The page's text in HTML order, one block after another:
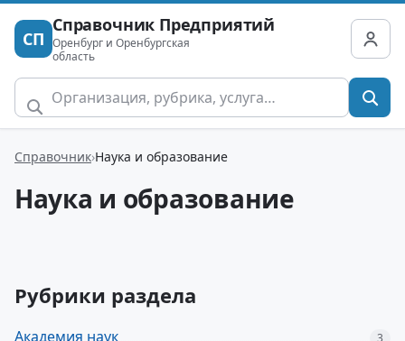
СП
Справочник Предприятий
Оренбург и Оренбургская
область
Справочник Наука и образование
Наука и образование
Рубрики раздела
Академия наук 3